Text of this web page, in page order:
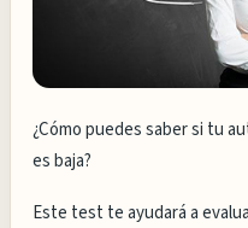
¿Cómo puedes saber si tu
es baja?
Este test te ayudará a